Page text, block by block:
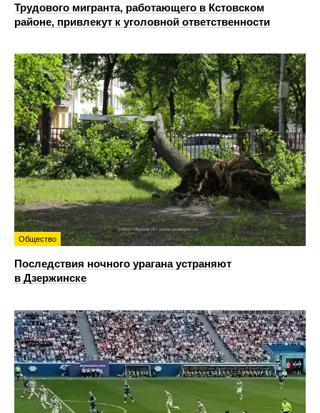
Трудового мигранта, работающего в Кстовском
районе, привлекут к уголовной ответственности
Общество
Последствия ночного урагана устраняют
в Дзержинске